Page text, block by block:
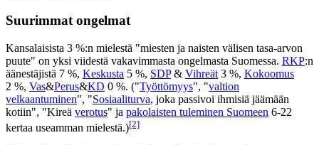
Suurimmat ongelmat
Kansalaisista 3 %:n mielestä "miesten ja naisten välisen tasa-arvon
puute" on yksi viidestä vakavimmasta ongelmasta Suomessa. RKP:n
äänestäjistä 7 %, Keskusta 5 %, SDP& Vihreät 3 %, Kokoomus
2 %, Vas&Perus&KD 0 %. ("Työttömyys", "valtion
velkaantuminen", "Sosiaaliturva, joka passivoi ihmisiä jäämään
kotiin", "Kireä verotus" ja pakolaisten tuleminen Suomeen 6-22
kertaa useamman mielestä.)[2]